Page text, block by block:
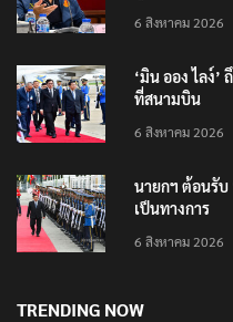
6 สิงหาคม 2026
‘มิน ออง ไลง์’
ที่สนามบิน
6 สิงหาคม 2026
นายกฯ ต้อนรับ
เป็นทางการ
6 สิงหาคม 2026
TRENDING NOW